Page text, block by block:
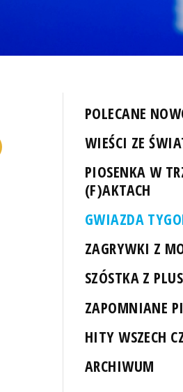
POLECANE
WIEŚCI ZE
PIOSENKA W
(F)AKTACH
GWIAZDA
ZAGRYWKI Z
SZÓSTKA Z
ZAPOMNIANE
HITY WSZECH
ARCHIWUM